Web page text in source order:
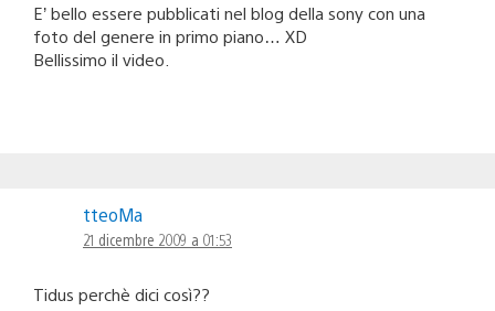
E’ bello essere pubblicati nel blog della sony con una
foto del genere in primo piano… XD
Bellissimo il video.
tteoMa
21 dicembre 2009 a 01:53
Tidus perchè dici così??